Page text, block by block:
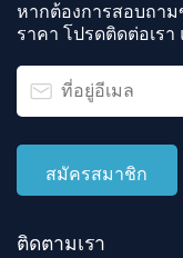
หากต้องการสอบถา
ราคา โปรดติดต่อเร
ติดตามเรา